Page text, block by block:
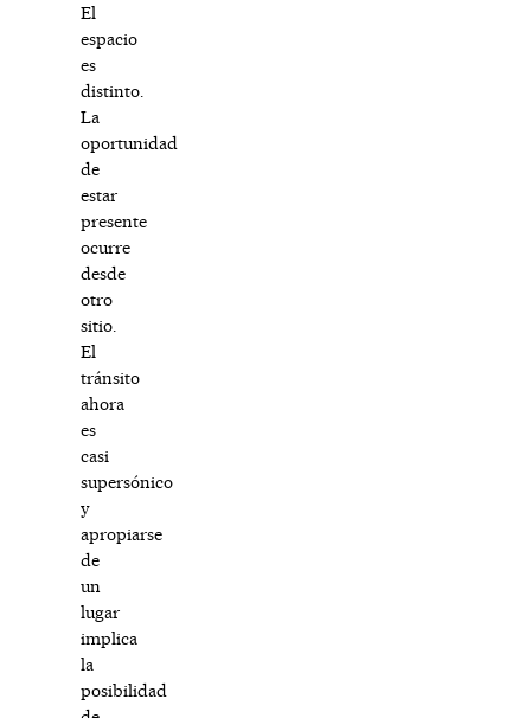
El
espacio
es
distinto.
La
oportunidad
de
estar
presente
ocurre
desde
otro
sitio.
El
tránsito
ahora
es
casi
supersónico
y
apropiarse
de
un
lugar
implica
la
posibilidad